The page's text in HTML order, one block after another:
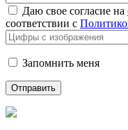
Даю свое согласие на
соответствии с
Запомнить меня